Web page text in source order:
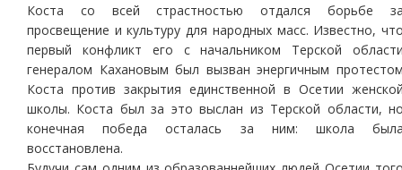
Коста со всей страстностью отдался борьбе
просвещение и культуру для народных масс. Известно,
первый конфликт его с начальником Терской
генералом Кахановым был вызван энергичным
Коста против закрытия единственной в Осетии
школы. Коста был за это выслан из Терской области,
конечная победа осталась за ним: школа
восстановлена.